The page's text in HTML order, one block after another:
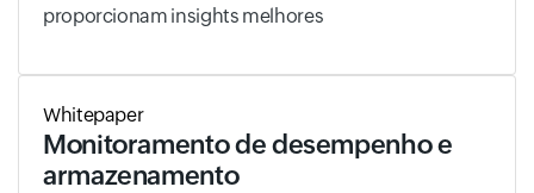
proporcionam insights melhores
Whitepaper
Monitoramento de desempenho e
armazenamento